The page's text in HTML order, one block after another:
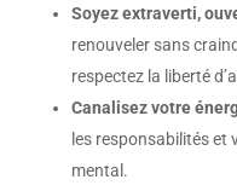
Soyez extraverti,
renouveler sans
respectez la liberté
Canalisez votre
les responsabilités et
mental.